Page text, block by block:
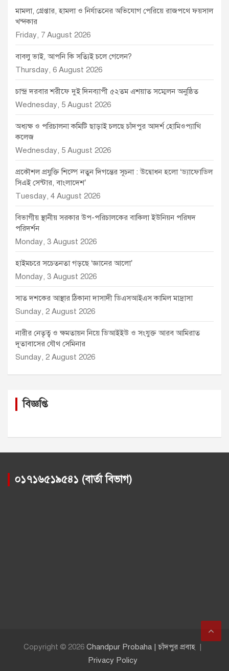
মামলা, গ্রেপ্তার, হামলা ও নির্যাতনের অভিযোগ পেরিয়ে রাজপথে ফয়সাল
খন্দকার
Friday, 7 August 2026
বাবলু ভাই, আপনি কি সত্যিই চলে গেলেন?
Thursday, 6 August 2026
চান্দ্র দরবার শরীফে দুই দিনব্যাপী ৫২তম এশয়াত সম্মেলন অনুষ্ঠিত
Wednesday, 5 August 2026
অধ্যক্ষ ও পরিচালনা কমিটি ছাড়াই চলছে চাঁদপুর আদর্শ হোমিওপ্যাথি
কলেজ
Wednesday, 5 August 2026
প্রকৌশল প্রযুক্তি শিল্পে নতুন দিগন্তের সূচনা : উদ্বোধন হলো ‘ড্যাফোডিল
সিএই সেন্টার, বাংলাদেশ’
Tuesday, 4 August 2026
বিভাগীয় স্থানীয় সরকার উপ-পরিচালকের বাকিলা ইউনিয়ন পরিষদ
পরিদর্শন
Monday, 3 August 2026
হাইমচরে সচেতনতা গড়ছে ‘জ্ঞানের আলো’
Monday, 3 August 2026
সাত দশকের আস্থার ঠিকানা দাসাদী ডিএসআইএস কামিল মাদ্রাসা
Sunday, 2 August 2026
নারীর নেতৃত্ব ও ক্ষমতায়ন নিয়ে ডিআইইউ ও সংযুক্ত আরব আমিরাত
দূতাবাসের যৌথ সেমিনার
Sunday, 2 August 2026
বিজ্ঞপ্তি
০১৭১৬৫১৯৫৪১ (বার্তা বিভাগ)
Copyright © 2026 Chandpur Probaha | চাঁদপুর প্রবাহ
Privacy Policy